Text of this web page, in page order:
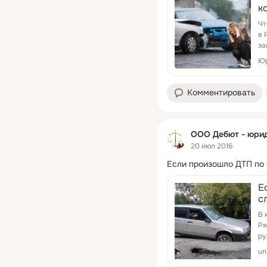
в
Комментировать
ООО Дебют -
20 июл 2016
Если произошло ДТП по
В